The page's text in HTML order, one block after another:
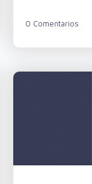
0 Comentarios